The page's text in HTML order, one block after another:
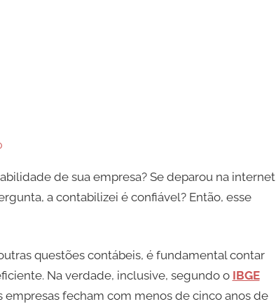
de sua empresa? Se deparou na internet
a contabilizei é confiável? Então, esse
questões contábeis, é fundamental contar
Na verdade, inclusive, segundo o IBGE
empresas fecham com menos de cinco anos de